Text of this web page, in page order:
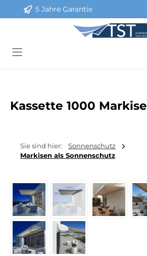
Zum Hauptinhalt springen
5 Jahre Garantie
Kassette 1000 Markise
Sie sind hier:
Sonnenschutz
Markisen als Sonnenschutz
Bildergalerie überspringen